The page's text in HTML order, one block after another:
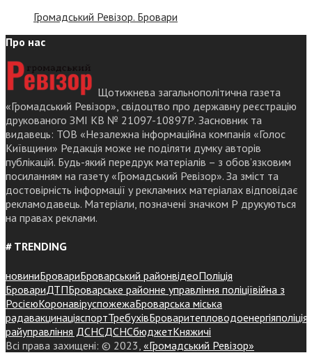
Громадський Ревізор. Бровари
Про нас
Щотижнева загальнополітична газета
«Громадський Ревізор», свідоцтво про державну реєстрацію
друкованого ЗМІ КВ № 21097-10897Р. Засновник та
видавець: ТОВ «Незалежна інформаційна компанія «Голос
Київщини» Редакція може не поділяти думку авторів
публікацій. Будь-який передрук матеріалів – з обов’язковим
посиланням на газету «Громадський Ревізор». За зміст та
достовірність інформації у рекламних матеріалах відповідає
рекламодавець. Матеріали, позначені значком Р друкуються
на правах реклами.
# TRENDING
новиниБровариБроварський районвідеоПоліція
БровариДТПБроварське районне управління поліціївійна з
РосієюКоронавіруспожежаБроварська міська
радавакцинаціяспортТребухівБроваритепловодоенергіяполіція
райуправління ДСНСДСНСбюджетКняжичі
Всі права захищені: © 2023, «Громадський Ревізор»